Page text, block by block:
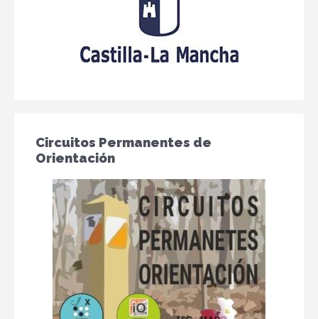
Circuitos Permanentes de
Orientación